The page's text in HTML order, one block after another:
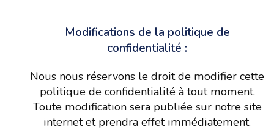
Modifications de la politique de
confidentialité :
Nous nous réservons le droit de modifier cette
politique de confidentialité à tout moment.
Toute modification sera publiée sur notre site
internet et prendra effet immédiatement.